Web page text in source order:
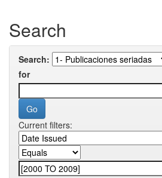
Search
Search:
for
Current filters: